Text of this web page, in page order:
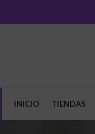
INICIO TIENDAS